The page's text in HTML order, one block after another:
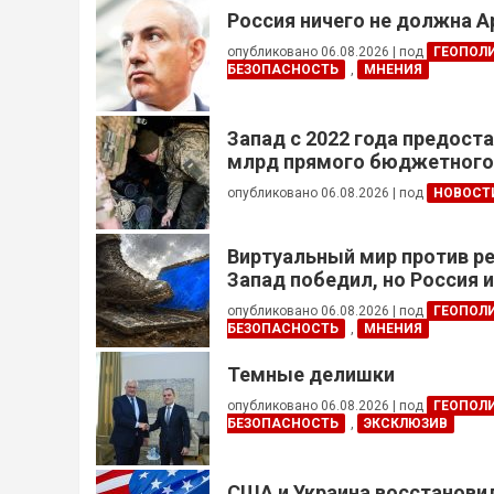
Россия ничего не должна
опубликовано 06.08.2026 под
БЕЗОПАСНОСТЬ
, МНЕНИЯ
Запад с 2022 года
млрд прямого бюджетного
финансирования — глава
Украины
опубликовано 06.08.2026 под
Виртуальный мир против
Запад победил, но Россия
опубликовано 06.08.2026 под
БЕЗОПАСНОСТЬ
, МНЕНИЯ
Темные делишки
опубликовано 06.08.2026 под
БЕЗОПАСНОСТЬ
, ЭКСКЛЮЗИВ